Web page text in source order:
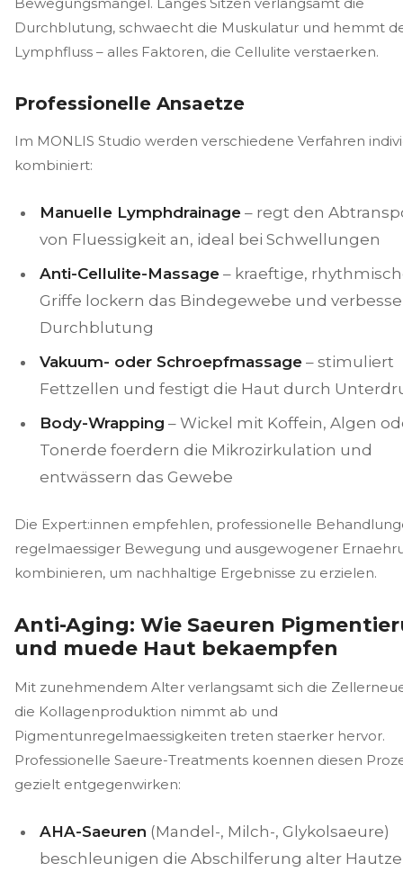
Durchblutung, schwaecht die Muskulatur und hemmt
Lymphfluss – alles Faktoren, die Cellulite verstaerken.
Professionelle Ansaetze
Im MONLIS Studio werden verschiedene Verfahren
kombiniert:
Manuelle Lymphdrainage – regt den
von Fluessigkeit an, ideal bei Schwellungen
Anti-Cellulite-Massage – kraeftige,
Griffe lockern das Bindegewebe und
Durchblutung
Vakuum- oder Schroepfmassage – stimuliert
Fettzellen und festigt die Haut durch
Body-Wrapping – Wickel mit Koffein, Algen
Tonerde foerdern die Mikrozirkulation und
entwässern das Gewebe
Die Expert:innen empfehlen, professionelle
regelmaessiger Bewegung und ausgewogener
kombinieren, um nachhaltige Ergebnisse zu erzielen.
Anti-Aging: Wie Saeuren
und muede Haut bekaempfen
Mit zunehmendem Alter verlangsamt sich die
die Kollagenproduktion nimmt ab und
Pigmentunregelmaessigkeiten treten staerker hervor.
Professionelle Saeure-Treatments koennen diesen
gezielt entgegenwirken:
AHA-Saeuren (Mandel-, Milch-, Glykolsaeure)
beschleunigen die Abschilferung alter